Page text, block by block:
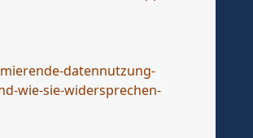
datennutzung-
wie-sie-widersprechen-